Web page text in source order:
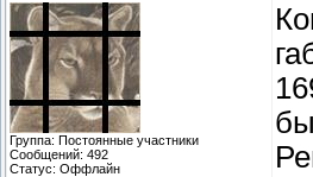
Группа: Постоянные участники
Сообщений: 492
Статус: Оффлайн